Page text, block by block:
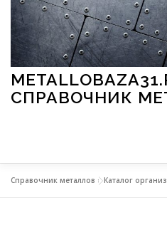
Перейти к содержимому
СПРАВОЧНИК
Справочник металлов »Каталог